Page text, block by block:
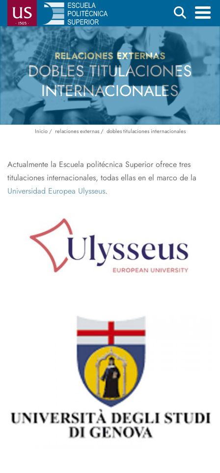
Pasar
contenido
principal
Buscar
Menú
principal RELACIONES EXTERNAS
DOBLES TITULACIONES
INTERNACIONALES
navegación
Inicio relaciones externas dobles titulaciones internacionales
Actualmente la Escuela politécnica Superior ofrece tres
titulaciones internacionales, todas ellas en el marco de la
Universidad Europea Ulysseus.